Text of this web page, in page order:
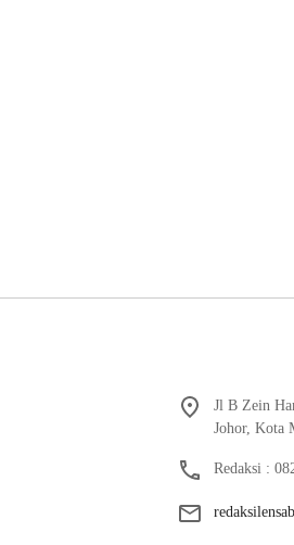
Jl B Zein
Johor, Kota
Redaksi :